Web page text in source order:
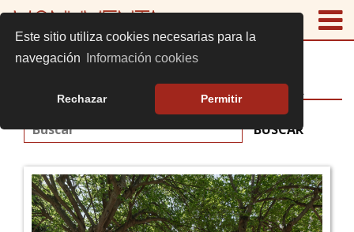
Este sitio utiliza cookies necesarias para la
navegación
Información cookies
Rechazar Permitir
EDIFICIOS MONUMENTA